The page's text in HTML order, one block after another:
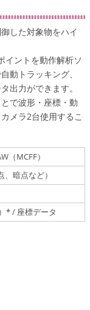
した対象物をハイ
イントを動作解析ソ
動トラッキング、
出力ができます。
で波形・座標・動
メラ2台使用するこ
（MCFF）
暗点など）
* / 座標データ